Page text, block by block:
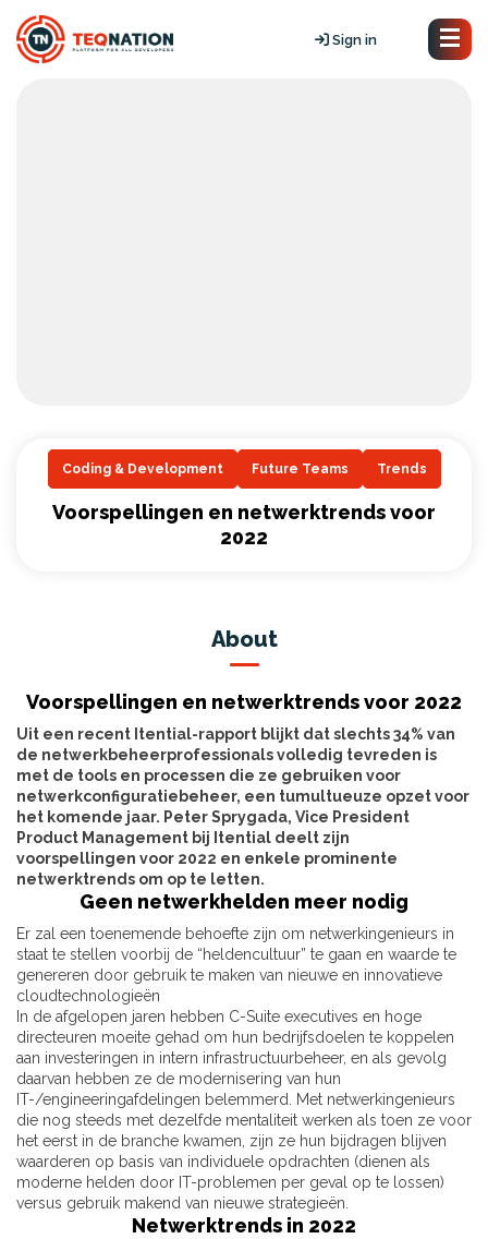
Sign in
Coding & Development Future Teams Trends
Voorspellingen en netwerktrends voor
2022
About
Voorspellingen en netwerktrends voor 2022
Uit een recent Itential-rapport blijkt dat slechts 34% van
de netwerkbeheerprofessionals volledig tevreden is
met de tools en processen die ze gebruiken voor
netwerkconfiguratiebeheer, een tumultueuze opzet voor
het komende jaar. Peter Sprygada, Vice President
Product Management bij Itential deelt zijn
voorspellingen voor 2022 en enkele prominente
netwerktrends om op te letten.
Geen netwerkhelden meer nodig
Er zal een toenemende behoefte zijn om netwerkingenieurs in
staat te stellen voorbij de “heldencultuur” te gaan en waarde te
genereren door gebruik te maken van nieuwe en innovatieve
cloudtechnologieën
In de afgelopen jaren hebben C-Suite executives en hoge
directeuren moeite gehad om hun bedrijfsdoelen te koppelen
aan investeringen in intern infrastructuurbeheer, en als gevolg
daarvan hebben ze de modernisering van hun
IT-/engineeringafdelingen belemmerd. Met netwerkingenieurs
die nog steeds met dezelfde mentaliteit werken als toen ze voor
het eerst in de branche kwamen, zijn ze hun bijdragen blijven
waarderen op basis van individuele opdrachten (dienen als
moderne helden door IT-problemen per geval op te lossen)
versus gebruik makend van nieuwe strategieën.
Netwerktrends in 2022